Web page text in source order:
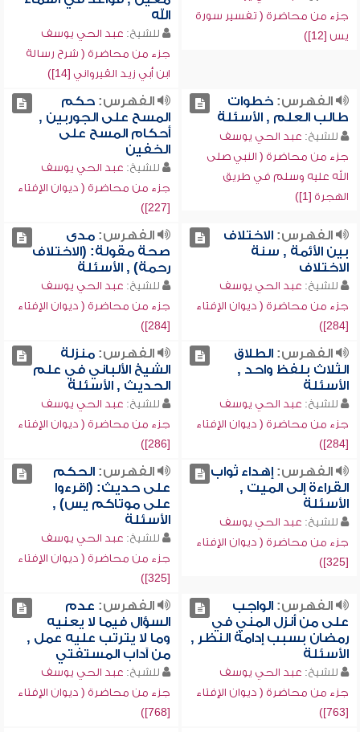
جزء من محاضرة ( تفسير سورة
يس [12])
الله
للشيخ: عبد الحي يوسف
جزء من محاضرة ( شرح رسالة
ابن أبي زيد القيرواني [14])
الفهرس:خطوات
طالب العلم , الأسئلة
للشيخ: عبد الحي يوسف
جزء من محاضرة ( النبي صلى
الله عليه وسلم في طريق
الهجرة [1])
الفهرس:حكم
المسح على الجوربين ,
أحكام المسح على
الخفين
للشيخ: عبد الحي يوسف
جزء من محاضرة ( ديوان الإفتاء
[227])
الفهرس:الاختلاف
بين الأئمة , سنة
الاختلاف
للشيخ: عبد الحي يوسف
جزء من محاضرة ( ديوان الإفتاء
[284])
الفهرس:مدى
صحة مقولة: (الاختلاف
رحمة) , الأسئلة
للشيخ: عبد الحي يوسف
جزء من محاضرة ( ديوان الإفتاء
[284])
الفهرس:الطلاق
الثلاث بلفظ واحد ,
الأسئلة
للشيخ: عبد الحي يوسف
جزء من محاضرة ( ديوان الإفتاء
[284])
الفهرس:منزلة
الشيخ الألباني في علم
الحديث , الأسئلة
للشيخ: عبد الحي يوسف
جزء من محاضرة ( ديوان الإفتاء
[286])
الفهرس:إهداء ثواب
القراءة إلى الميت ,
الأسئلة
للشيخ: عبد الحي يوسف
جزء من محاضرة ( ديوان الإفتاء
[325])
الفهرس:الحكم
على حديث: (اقرءوا
على موتاكم يس) ,
الأسئلة
للشيخ: عبد الحي يوسف
جزء من محاضرة ( ديوان الإفتاء
[325])
الفهرس:الواجب
على من أنزل المني في
رمضان بسبب إدامة النظر ,
الأسئلة
للشيخ: عبد الحي يوسف
جزء من محاضرة ( ديوان الإفتاء
[763])
الفهرس: عدم
السؤال فيما لا يعنيه
وما لا يترتب عليه عمل ,
من آداب المستفتي
للشيخ: عبد الحي يوسف
جزء من محاضرة ( ديوان الإفتاء
[768])